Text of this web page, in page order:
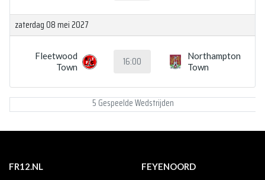
zaterdag 08 mei 2027
Fleetwood
Town
16:00
Northampton
Town
5 Gespeelde Wedstrijden
FR12.NL
FEYENOORD